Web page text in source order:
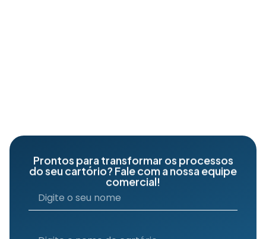
Prontos para transformar os processos
do seu cartório? Fale com a nossa equipe
comercial!